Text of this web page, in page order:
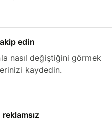
edin
nasıl değiştiğini görmek
kaydedin.